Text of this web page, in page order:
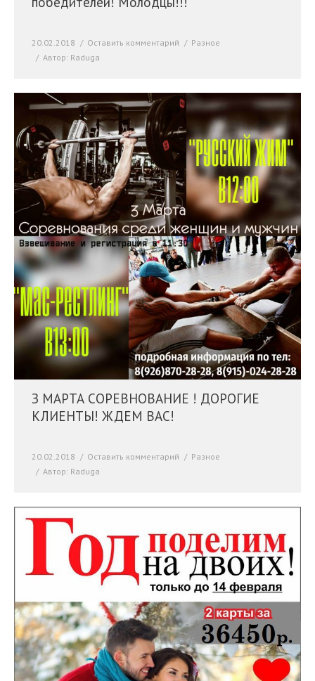
20.02.2018 Оставить комментарий
Разное
Автор: Raduga
З МАРТА СОРЕВНОВАНИЕ ! ДОРОГИЕ
КЛИЕНТЫ! ЖДЕМ ВАС!
20.02.2018 Оставить комментарий
Разное
Автор: Raduga